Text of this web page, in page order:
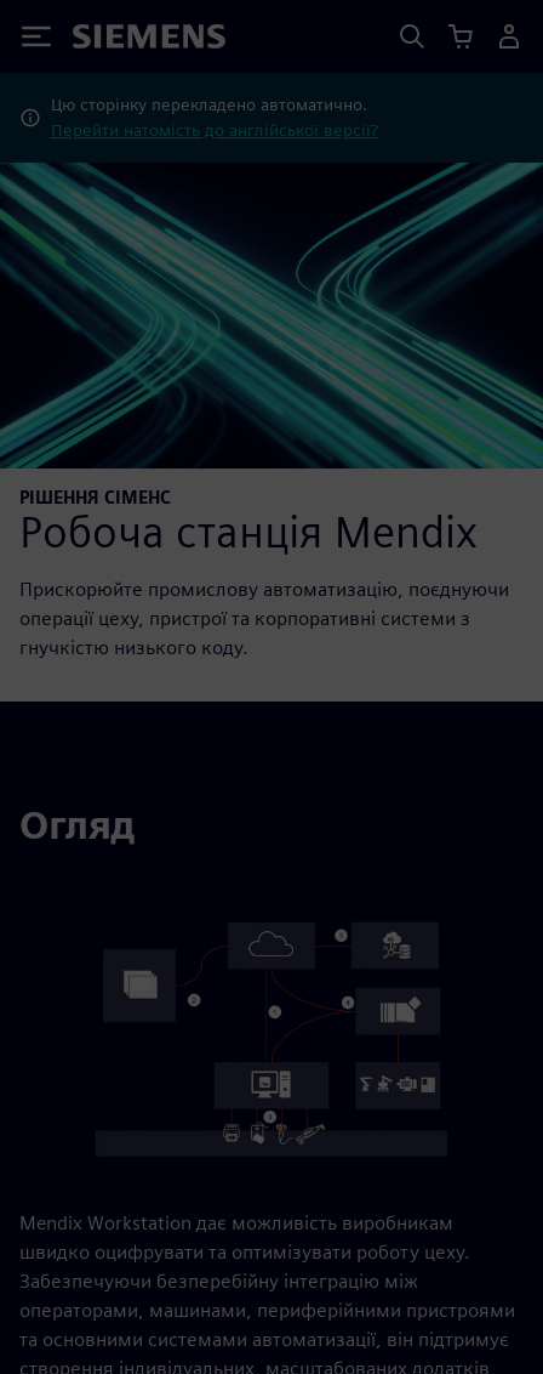
Siemens
Цю сторінку перекладено автоматично.
Перейти натомість до англійської версії?
РІШЕННЯ СІМЕНС
Робоча станція Mendix
Прискорюйте промислову автоматизацію, поєднуючи
операції цеху, пристрої та корпоративні системи з
гнучкістю низького коду.
Огляд
Mendix Workstation дає можливість виробникам
швидко оцифрувати та оптимізувати роботу цеху.
Забезпечуючи безперебійну інтеграцію між
операторами, машинами, периферійними пристроями
та основними системами автоматизації, він підтримує
створення індивідуальних, масштабованих додатків,